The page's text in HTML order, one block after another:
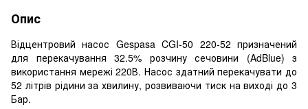
Опис
Відцентровий насос Gespasa CGI-50 220-52 призначений
для перекачування 32.5% розчину сечовини (AdBlue) з
використання мережі 220В. Насос здатний перекачувати до
52 літрів рідини за хвилину, розвиваючи тиск на виході до 3
Бар.